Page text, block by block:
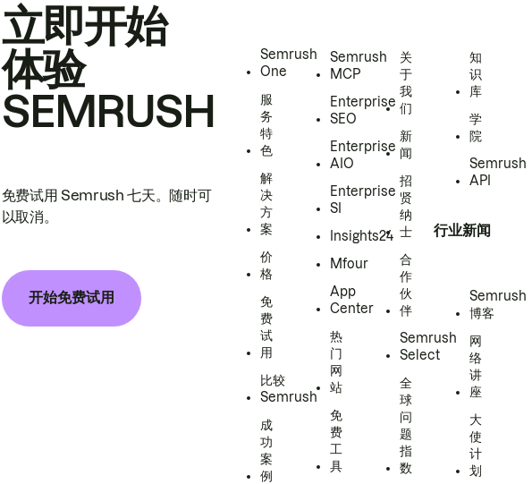
立即开始
体验
SEMRUSH
免费试用 Semrush 七天。随时可
以取消。
开始免费试用
Semrush
One
服
务
特
色
解
决
方
案
价
格
免
费
试
用
比较
Semrush
成
功
案
例
Semrush
MCP
Enterprise
SEO
Enterprise
AIO
Enterprise
SI
Insights24
Mfour
App
Center
热
门
网
站
免
费
工
具
关
于
我
们
新
闻
招
贤
纳
士
合
作
伙
伴
Semrush
Select
全
球
问
题
指
数
知
识
库
学
院
Semrush
API
行业新闻
Semrush
博客
网
络
讲
座
大
使
计
划